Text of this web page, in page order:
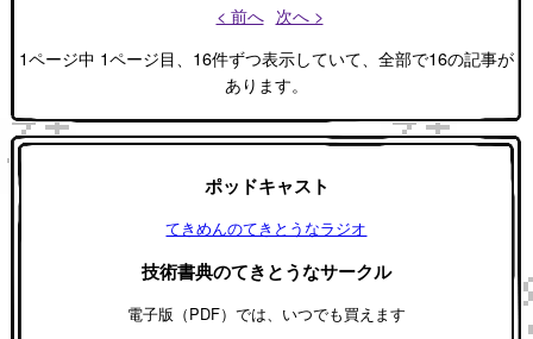
< 前へ 次へ >
1ページ中 1ページ目、16件ずつ表示していて、全部で16の記事が
あります。
ポッドキャスト
てきめんのてきとうなラジオ
技術書典のてきとうなサークル
電子版（PDF）では、いつでも買えます